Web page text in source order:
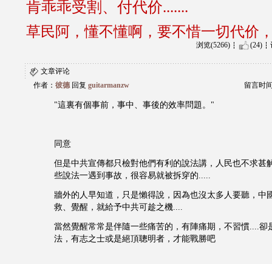
肯乖乖受割、付代价.......
草民阿，懂不懂啊，要不惜一切代价
浏览(5266) (24)
文章评论
作者： 彼德回复 guitarmanzw 留言时
"這裏有個事前，事中、事後的效率問題。"
同意
但是中共宣傳都只檢對他們有利的說法講，人民也不求甚
些說法一遇到事故，很容易就被拆穿的.....
牆外的人早知道，只是懶得說，因為也沒太多人要聽，中
救、覺醒，就給予中共可趁之機....
當然覺醒常常是伴隨一些痛苦的，有陣痛期，不習慣....卻
法，有志之士或是絕頂聰明者，才能戰勝吧